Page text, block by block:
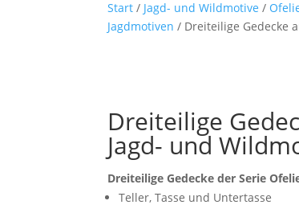
Start / Jagd- und Wildmotive /
Jagdmotiven / Dreiteilige Gedecke
Dreiteilige
Jagd- und
Dreiteilige Gedecke der Serie
Teller, Tasse und Untertasse